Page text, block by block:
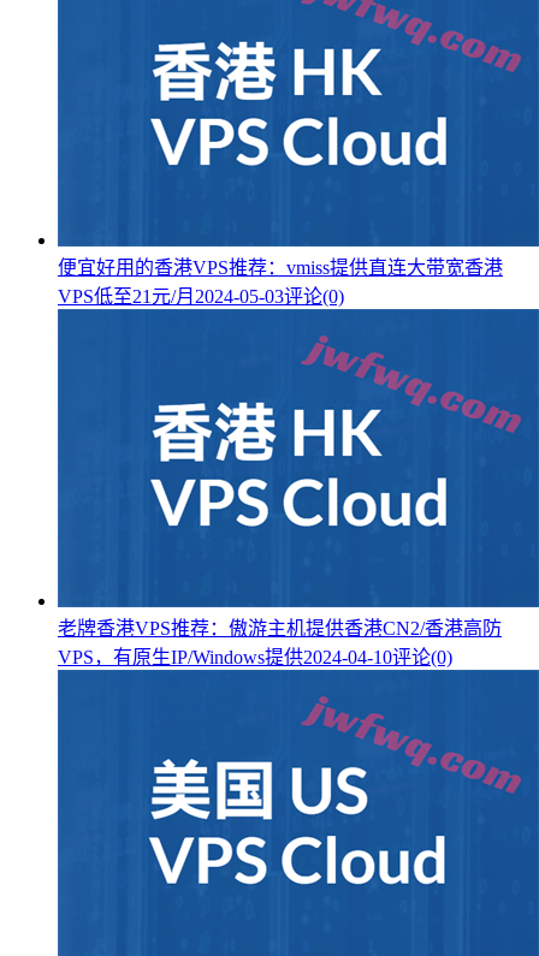
便宜好用的香港VPS推荐：vmiss提供直连大带宽香港
VPS低至21元/月 2024-05-03评论(0)
老牌香港VPS推荐：傲游主机提供香港CN2/香港高防
VPS，有原生IP/Windows提供2024-04-10评论(0)